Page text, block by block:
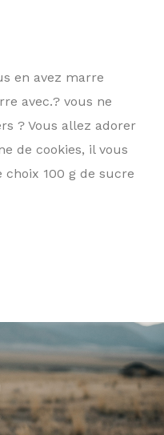
en avez marre
avec.? vous ne
? Vous allez adorer
de cookies, il vous
100 g de sucre